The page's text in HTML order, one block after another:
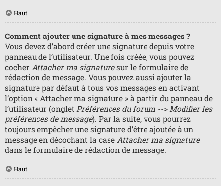
Haut
Comment ajouter une signature à mes messages ?
Vous devez d’abord créer une signature depuis votre
panneau de l’utilisateur. Une fois créée, vous pouvez
cocher Attacher ma signaturesur le formulaire de
rédaction de message. Vous pouvez aussi ajouter la
signature par défaut à tous vos messages en activant
l’option « Attacher ma signature » à partir du panneau de
l’utilisateur (onglet Préférences du forum --> Modifier les
préférences de message). Par la suite, vous pourrez
toujours empêcher une signature d’être ajoutée à un
message en décochant la case Attacher ma signature
dans le formulaire de rédaction de message.
Haut